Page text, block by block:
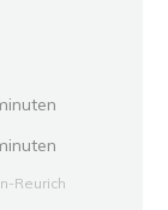
Reurich